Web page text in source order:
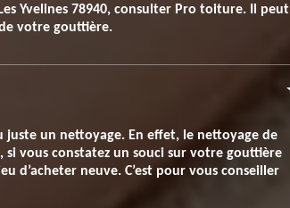
Yvelines 78940, consulter Pro toiture. Il peut
votre gouttière.
un nettoyage. En effet, le nettoyage de
vous constatez un souci sur votre gouttière
d’acheter neuve. C’est pour vous conseiller